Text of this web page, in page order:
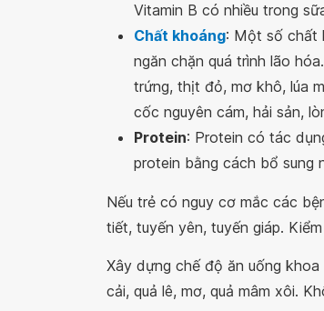
Vitamin B có nhiều trong
Chất khoáng: Một số chất
ngăn chặn quá trình lão
trứng, thịt đỏ, mơ khô, lúa
cốc nguyên cám, hải sản,
Protein: Protein có tác
protein bằng cách bổ sung
Nếu trẻ có nguy cơ mắc các
tiết, tuyến yên, tuyến giáp.
Xây dựng chế độ ăn uống
cải, quả lê, mơ, quả mâm xôi.